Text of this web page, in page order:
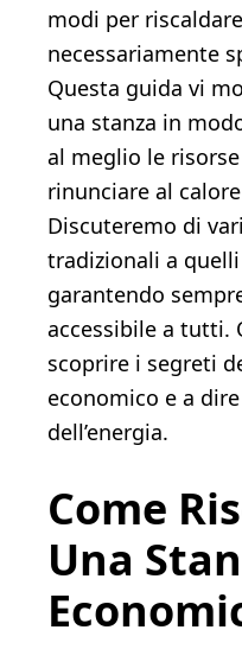
modi per
necessariamente
Questa guida vi
una stanza in
al meglio le
rinunciare al
Discuteremo di
tradizionali a
garantendo
accessibile a tutti.
scoprire i segreti
economico e a
dell’energia.
Come
Una